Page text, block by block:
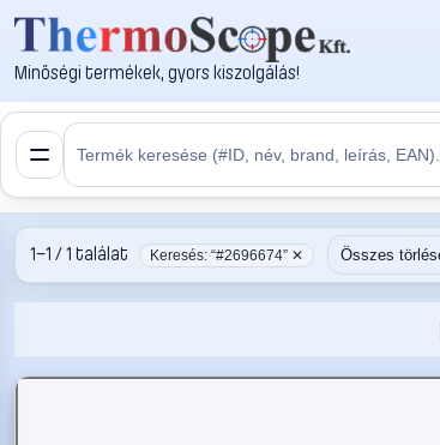
Minőségi termékek, gyors kiszolgálás!
1–1 / 1 találat Keresés: “#2696674” ✕ Összes